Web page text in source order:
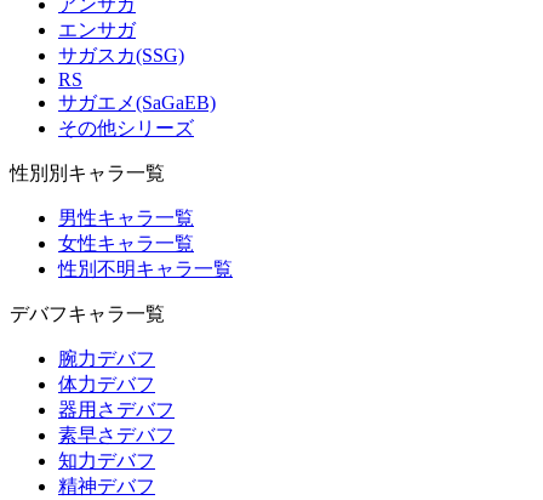
アンサガ
エンサガ
サガスカ(SSG)
RS
サガエメ(SaGaEB)
その他シリーズ
性別別キャラ一覧
男性キャラ一覧
女性キャラ一覧
性別不明キャラ一覧
デバフキャラ一覧
腕力デバフ
体力デバフ
器用さデバフ
素早さデバフ
知力デバフ
精神デバフ